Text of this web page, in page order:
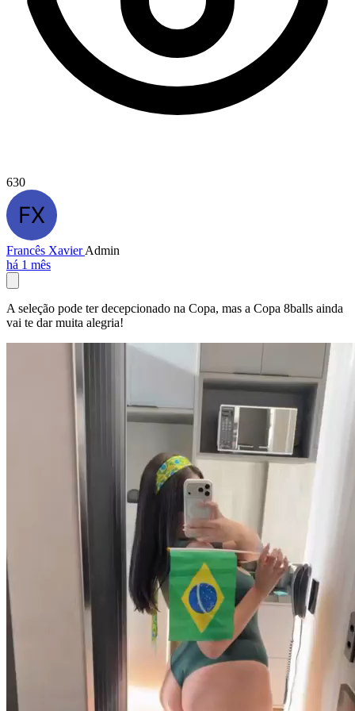
630
Francês XavierAdmin
há 1 mês
A seleção pode ter decepcionado na Copa, mas a Copa 8balls ainda
vai te dar muita alegria!